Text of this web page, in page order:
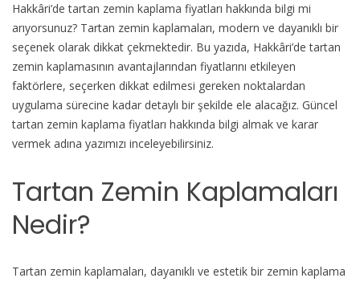
Tartan
Zemin
Kaplama
Fiyatları
için
Hakkâri’de tartan zemin kaplama fiyatları hakkında bilgi mi
arıyorsunuz? Tartan zemin kaplamaları, modern ve dayanıklı bir
seçenek olarak dikkat çekmektedir. Bu yazıda, Hakkâri’de tartan
zemin kaplamasının avantajlarından fiyatlarını etkileyen
faktörlere, seçerken dikkat edilmesi gereken noktalardan
uygulama sürecine kadar detaylı bir şekilde ele alacağız. Güncel
tartan zemin kaplama fiyatları hakkında bilgi almak ve karar
vermek adına yazımızı inceleyebilirsiniz.
Tartan Zemin Kaplamaları
Nedir?
Tartan zemin kaplamaları, dayanıklı ve estetik bir zemin kaplama